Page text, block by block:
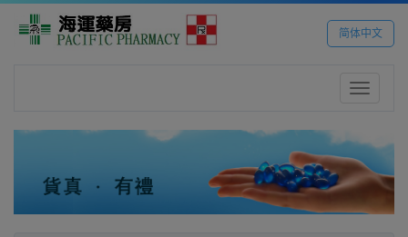
简体中文
Toggle